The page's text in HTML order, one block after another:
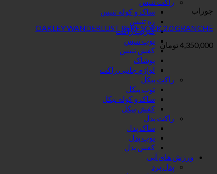
ساک و کوله تنیس
زه تنیس
گیریپ راکت
توپ تنیس
کفش تنیس
پوشاک
لوازم جانبی راکت
راکت پیکل
توپ پیکل
ساک و کوله پیکل
کفش پیکل
راکت پدل
ساک پدل
توپ پدل
کفش پدل
ورزش های آبی
پدل برد
جوراب
OAKLEY WANDERLUST PERF SOCK 2.0 GRANCHE
4,350,000تومان